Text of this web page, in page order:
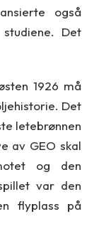
også
Det
1926 må
Det
letebrønnen
av GEO skal
og den
var den
flyplass på